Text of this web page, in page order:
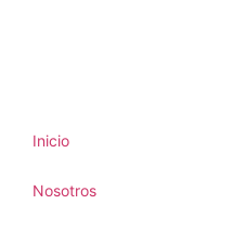
Inicio
Nosotros